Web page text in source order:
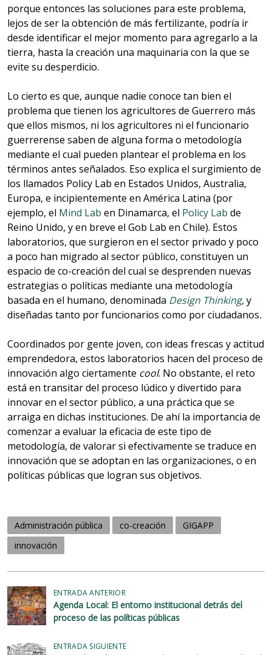
porque entonces las soluciones para este problema,
lejos de ser la obtención de más fertilizante, podría ir
desde identificar el mejor momento para agregarlo a la
tierra, hasta la creación una maquinaria con la que se
evite su desperdicio.
Lo cierto es que, aunque nadie conoce tan bien el
problema que tienen los agricultores de Guerrero más
que ellos mismos, ni los agricultores ni el funcionario
guerrerense saben de alguna forma o metodología
mediante el cual pueden plantear el problema en los
términos antes señalados. Eso explica el surgimiento de
los llamados Policy Lab en Estados Unidos, Australia,
Europa, e incipientemente en América Latina (por
ejemplo, el Mind Lab en Dinamarca, el Policy Lab de
Reino Unido, y en breve el Gob Lab en Chile). Estos
laboratorios, que surgieron en el sector privado y poco
a poco han migrado al sector público, constituyen un
espacio de co-creación del cual se desprenden nuevas
estrategias o políticas mediante una metodología
basada en el humano, denominada Design Thinking,y
diseñadas tanto por funcionarios como por ciudadanos.
Coordinados por gente joven, con ideas frescas y actitud
emprendedora, estos laboratorios hacen del proceso de
innovación algo ciertamente cool. No obstante, el reto
está en transitar del proceso lúdico y divertido para
innovar en el sector público, a una práctica que se
arraiga en dichas instituciones. De ahí la importancia de
comenzar a evaluar la eficacia de este tipo de
metodología, de valorar si efectivamente se traduce en
innovación que se adoptan en las organizaciones, o en
políticas públicas que logran sus objetivos.
Administración pública co-creación
GIGAPP
innovación
N
a
v
e
ENTRADA ANTERIOR
Agenda Local: El entorno institucional detrás del
proceso de las políticas públicas
ENTRADA SIGUIENTE